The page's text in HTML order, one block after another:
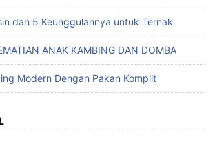
dan 5 Keunggulannya untuk Ternak
ANAK KAMBING DAN DOMBA
Modern Dengan Pakan Komplit